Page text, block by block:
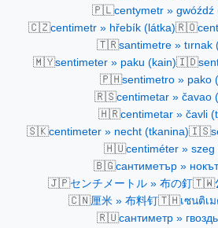
🇵🇱centymetr » gwóźdź
🇨🇿centimetr » hřebík (látka)🇷🇴
🇹🇷santimetre » tırnak
🇲🇾sentimeter » paku (kain)🇮🇩
🇵🇭sentimetro » pako
🇷🇸centimetar » čavao
🇭🇷centimetar » čavli
🇸🇰centimeter » necht (tkanina)🇮🇸
🇭🇺centiméter » szeg
🇧🇬сантиметър »
🇯🇵センチメートル » 布の釘🇹🇼
🇨🇳厘米 » 布料钉🇹🇭เซนติเ
🇷🇺сантиметр »